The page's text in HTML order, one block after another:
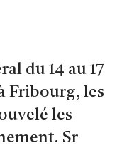
du 14 au 17
Fribourg, les
les
Sr